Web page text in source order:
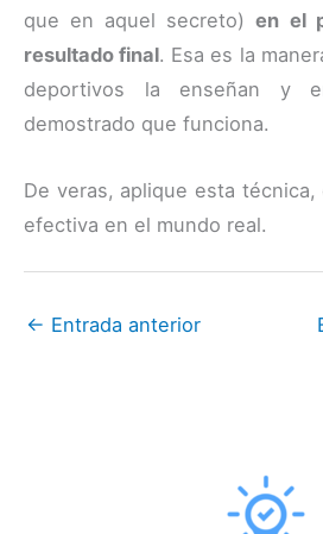
que en aquel secreto)en el
resultado final. Esa es la
deportivos la enseñan y
demostrado que funciona.
De veras, aplique esta
efectiva en el mundo real.
← Entrada anterior